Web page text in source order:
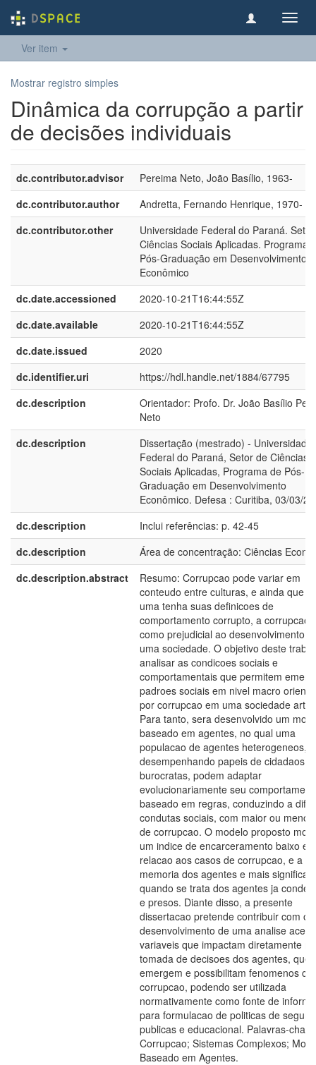
Ver item
Mostrar registro simples
Dinâmica da corrupção a partir
de decisões individuais
dc.contributor.advisor
Pereima Neto, João Basílio, 1963-
dc.contributor.author
Andretta, Fernando Henrique, 1970-
dc.contributor.other
Universidade Federal do Paraná.
Ciências Sociais Aplicadas. Programa
Pós-Graduação em Desenvolvimento
Econômico
dc.date.accessioned
2020-10-21T16:44:55Z
dc.date.available
2020-10-21T16:44:55Z
dc.date.issued
2020
dc.identifier.uri
https://hdl.handle.net/1884/67795
dc.description
Orientador: Profo. Dr. João Basílio
Neto
dc.description
Dissertação (mestrado) - Universidade
Federal do Paraná, Setor de Ciências
Sociais Aplicadas, Programa de Pós-
Graduação em Desenvolvimento
Econômico. Defesa : Curitiba, 03/03/
dc.description
Inclui referências: p. 42-45
dc.description
Área de concentração: Ciências
dc.description.abstract
Resumo: Corrupcao pode variar em
conteudo entre culturas, e ainda que
uma tenha suas definicoes de
comportamento corrupto, a corrupcao
como prejudicial ao desenvolvimento
uma sociedade. O objetivo deste
analisar as condicoes sociais e
comportamentais que permitem
padroes sociais em nivel macro
por corrupcao em uma sociedade
Para tanto, sera desenvolvido um
baseado em agentes, no qual uma
populacao de agentes heterogeneos,
desempenhando papeis de cidadaos e
burocratas, podem adaptar
evolucionariamente seu
baseado em regras, conduzindo a
condutas sociais, com maior ou menor
de corrupcao. O modelo proposto
um indice de encarceramento baixo em
relacao aos casos de corrupcao, e a
memoria dos agentes e mais
quando se trata dos agentes ja
e presos. Diante disso, a presente
dissertacao pretende contribuir com o
desenvolvimento de uma analise
variaveis que impactam diretamente na
tomada de decisoes dos agentes, que
emergem e possibilitam fenomenos
corrupcao, podendo ser utilizada
normativamente como fonte de
para formulacao de politicas de
publicas e educacional. Palavras-
Corrupcao; Sistemas Complexos;
Baseado em Agentes.